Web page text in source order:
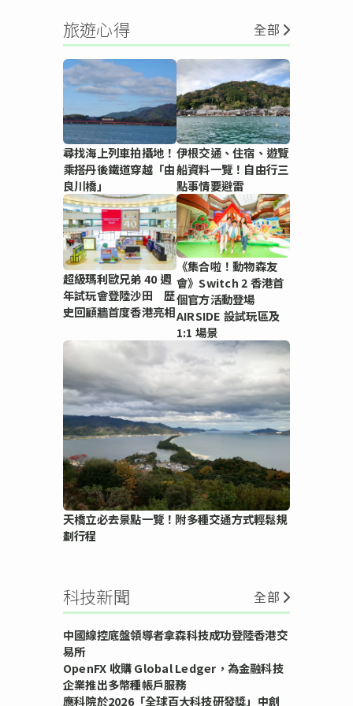
旅遊心得 全部
尋找海上列車拍攝地！
乘搭丹後鐵道穿越「由
良川橋」
伊根交通、住宿、遊覽
船資料一覽！自由行三
點事情要避雷
超級瑪利歐兄弟 40 週
年試玩會登陸沙田 歷
史回顧牆首度香港亮相
《集合啦！動物森友
會》Switch 2 香港首
個官方活動登場
AIRSIDE 設試玩區及
1:1 場景
天橋立必去景點一覽！附多種交通方式輕鬆規
劃行程
科技新聞 全部
中國線控底盤領導者拿森科技成功登陸香港交
易所
OpenFX 收購 Global Ledger，為金融科技
企業推出多幣種帳戶服務
應科院於2026「全球百大科技研發獎」中創